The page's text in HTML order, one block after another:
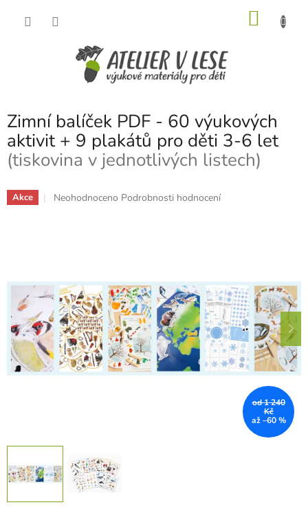
Zimní balíček PDF - 60 výukových
aktivit + 9 plakátů pro děti 3-6 let
(tiskovina v jednotlivých listech)
Akce
Průměrné
hvězdiček.
Neohodnoceno Podrobnosti hodnocení
od 1 240
Kč
až –60 %